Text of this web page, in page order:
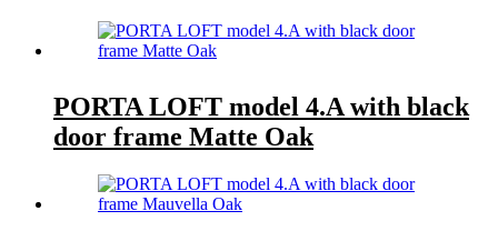
PORTA LOFT model 4.A with black
door frame Matte Oak